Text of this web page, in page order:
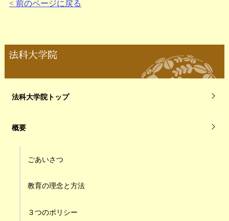
< 前のページに戻る
法科大学院
法科大学院トップ
概要
ごあいさつ
教育の理念と方法
３つのポリシー